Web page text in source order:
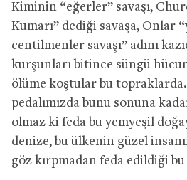
Kiminin “eğerler” savaşı,
Kumarı” dediği savaşa, Onlar
centilmenler savaşı” adını
kurşunları bitince süngü
ölüme koştular bu
pedalımızda bunu sonuna
olmaz ki feda bu yemyeşil
denize, bu ülkenin güzel
göz kırpmadan feda edildiği